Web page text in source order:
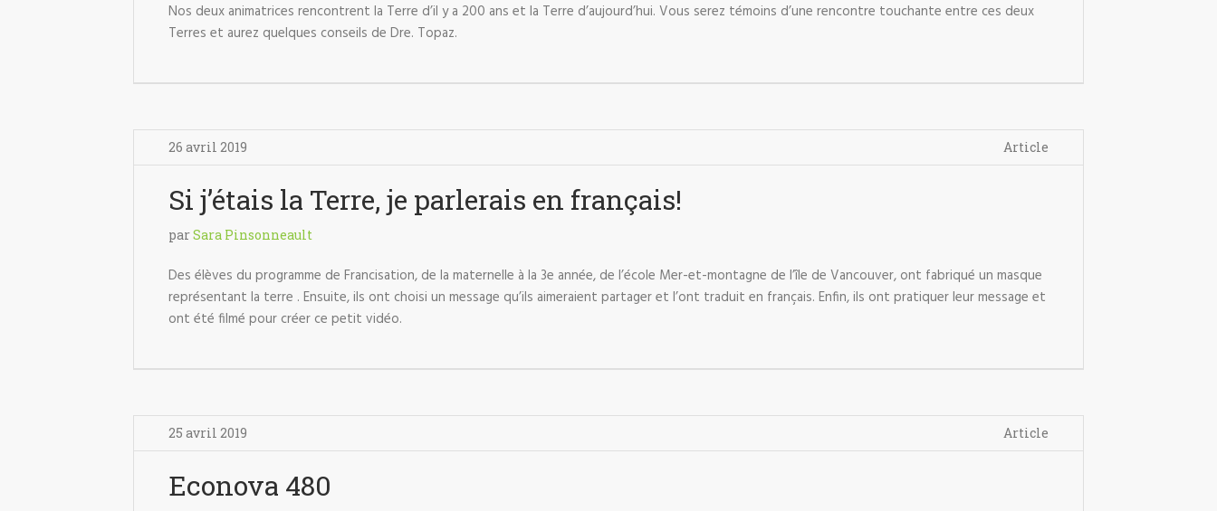
Nos deux animatrices rencontrent la Terre d’il y a 200 ans et la Terre d’aujourd’hui. Vous serez témoins d’une rencontre touchante entre ces deux
Terres et aurez quelques conseils de Dre. Topaz.
26 avril 2019 Article
Si j’étais la Terre, je parlerais en français!
parSara Pinsonneault
Des élèves du programme de Francisation, de la maternelle à la 3e année, de l’école Mer-et-montagne de l’île de Vancouver, ont fabriqué un masque
représentant la terre . Ensuite, ils ont choisi un message qu’ils aimeraient partager et l’ont traduit en français. Enfin, ils ont pratiquer leur message et
ont été filmé pour créer ce petit vidéo.
25 avril 2019 Article
Econova 480